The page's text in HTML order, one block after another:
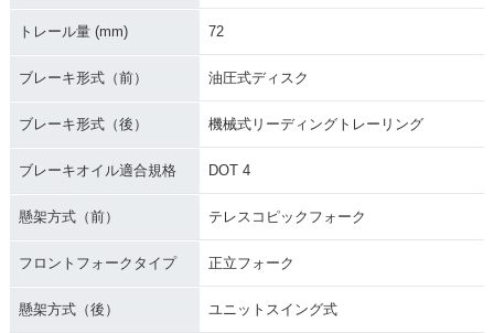
トレール量 (mm) 72
ブレーキ形式（前） 油圧式ディスク
ブレーキ形式（後） 機械式リーディングトレーリング
ブレーキオイル適合規格 DOT 4
懸架方式（前） テレスコピックフォーク
フロントフォークタイプ 正立フォーク
懸架方式（後） ユニットスイング式